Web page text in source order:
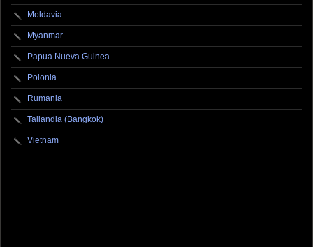
Moldavia
Myanmar
Papua Nueva Guinea
Polonia
Rumania
Tailandia (Bangkok)
Vietnam